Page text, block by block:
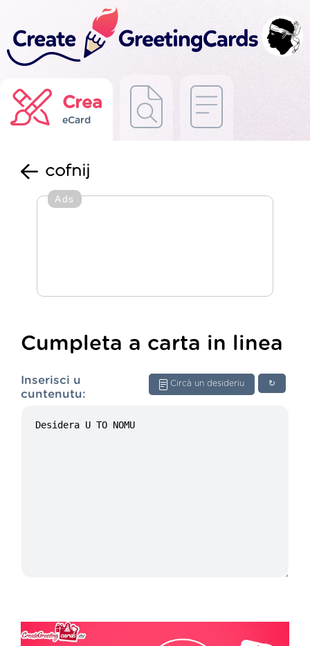
Crea
eCard
cofnij
Ads
Cumpleta a carta in linea
↻
Circà un desideriu
Inserisci u
cuntenutu: